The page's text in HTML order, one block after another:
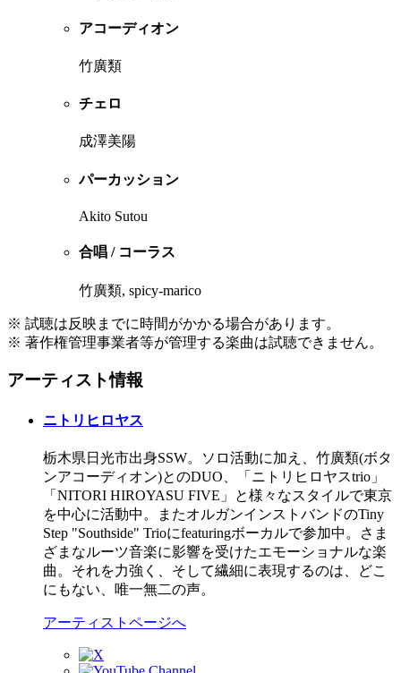
アコーディオン
竹廣類
チェロ
成澤美陽
パーカッション
Akito Sutou
合唱 / コーラス
竹廣類, spicy-marico
※ 試聴は反映までに時間がかかる場合があります。
※ 著作権管理事業者等が管理する楽曲は試聴できません。
アーティスト情報
ニトリヒロヤス
栃木県日光市出身SSW。ソロ活動に加え、竹廣類(ボタ
ンアコーディオン)とのDUO、「ニトリヒロヤスtrio」
「NITORI HIROYASU FIVE」と様々なスタイルで東京
を中心に活動中。またオルガンインストバンドのTiny
Step "Southside" Trioにfeaturingボーカルで参加中。さま
ざまなルーツ音楽に影響を受けたエモーショナルな楽
曲。それを力強く、そして繊細に表現するのは、どこ
にもない、唯一無二の声。
アーティストページへ